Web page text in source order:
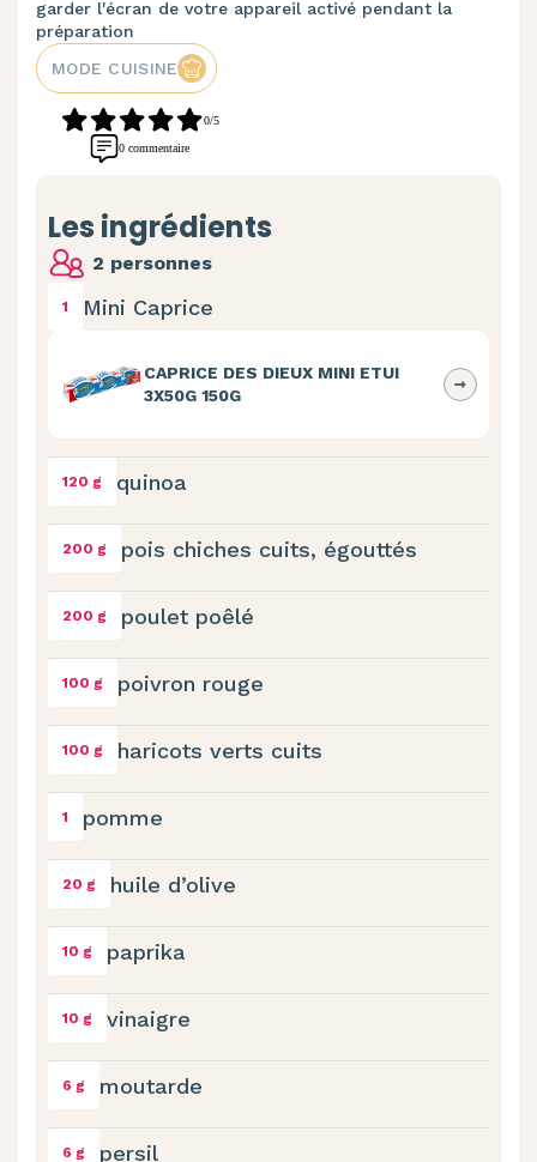
garder l'écran de votre appareil activé pendant la
préparation
MODE CUISINE
0/5
0 commentaire
Les ingrédients
2 personnes
1 Mini Caprice
CAPRICE DES DIEUX MINI ETUI
3X50G 150G
120 g quinoa
200 g pois chiches cuits, égouttés
200 g poulet poêlé
100 g poivron rouge
100 g haricots verts cuits
1 pomme
20 g huile d’olive
10 g paprika
10 g vinaigre
6 g moutarde
6 g persil